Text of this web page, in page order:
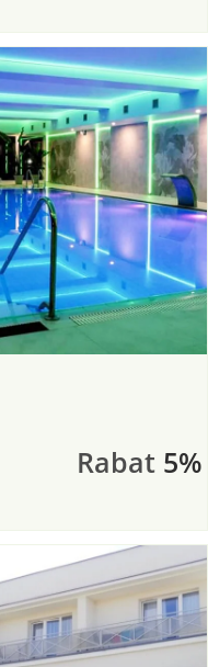
Rabat 5%